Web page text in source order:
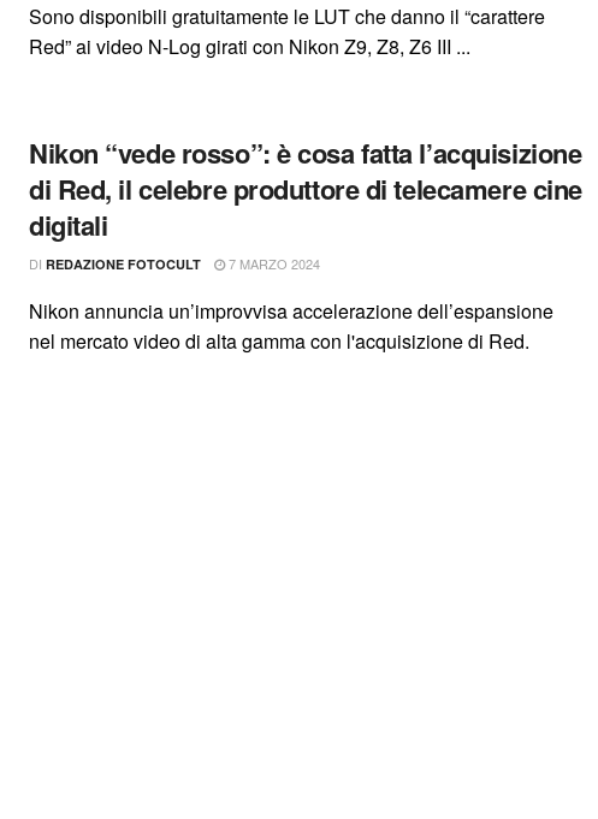
Sono disponibili gratuitamente le LUT che danno il “carattere
Red” ai video N-Log girati con Nikon Z9, Z8, Z6 III ...
Nikon “vede rosso”: è cosa fatta l’acquisizione
di Red, il celebre produttore di telecamere cine
digitali
DI REDAZIONE FOTOCULT 7 MARZO 2024
Nikon annuncia un’improvvisa accelerazione dell’espansione
nel mercato video di alta gamma con l'acquisizione di Red.